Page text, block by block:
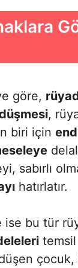
göre,
,
biri için
sabırlı
hatırlatır.
ise bu tür